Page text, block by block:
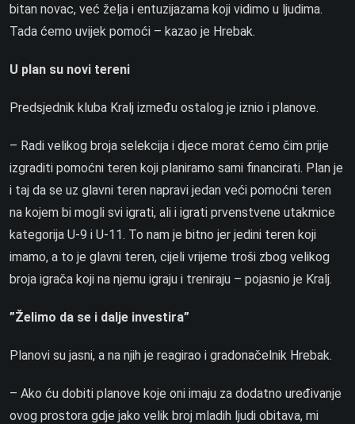
bitan novac, već želja i entuzijazama koji vidimo u ljudima.
Tada ćemo uvijek pomoći – kazao je Hrebak.
U plan su novi tereni
Predsjednik kluba Kralj između ostalog je iznio i planove.
– Radi velikog broja selekcija i djece morat ćemo čim prije
izgraditi pomoćni teren koji planiramo sami financirati. Plan je
i taj da se uz glavni teren napravi jedan veći pomoćni teren
na kojem bi mogli svi igrati, ali i igrati prvenstvene utakmice
kategorija U-9 i U-11. To nam je bitno jer jedini teren koji
imamo, a to je glavni teren, cijeli vrijeme troši zbog velikog
broja igrača koji na njemu igraju i treniraju – pojasnio je Kralj.
”Želimo da se i dalje investira”
Planovi su jasni, a na njih je reagirao i gradonačelnik Hrebak.
– Ako ću dobiti planove koje oni imaju za dodatno uređivanje
ovog prostora gdje jako velik broj mladih ljudi obitava, mi